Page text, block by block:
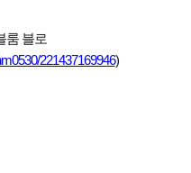
룸 블로
221437169946)